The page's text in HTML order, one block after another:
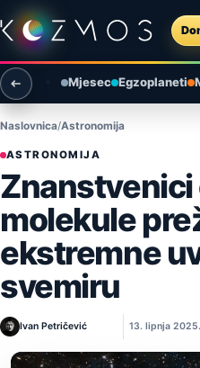
Preskoči na sadržaj
Otvori izbornik
Otvori pretragu
Mjesec Egzoplaneti
Naslovnica Astronomija
ASTRONOMIJA
molekule
ekstremne
svemiru
Ivan Petričević 13. lipnja 2025.